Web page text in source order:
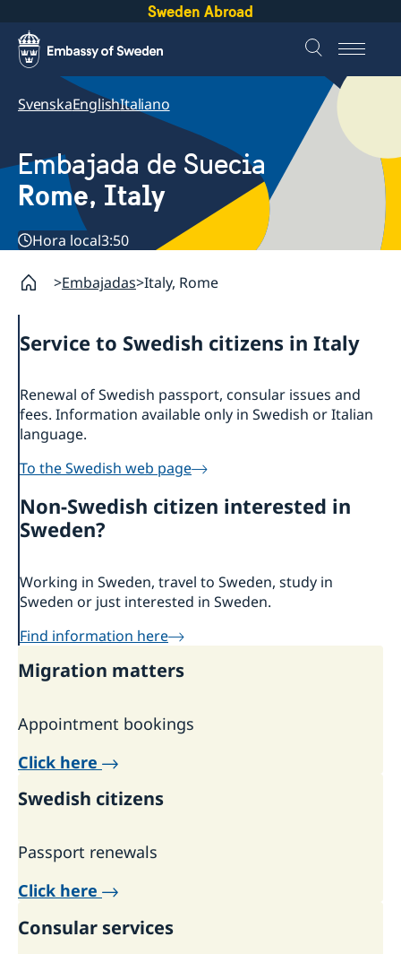
Sweden Abroad
SvenskaEnglishItaliano
Embajada de Suecia
Rome, Italy
Hora local3:50
Embajadas Italy, Rome
Service to Swedish citizens in Italy
Renewal of Swedish passport, consular issues and
fees. Information available only in Swedish or Italian
language.
To the Swedish web page
Non-Swedish citizen interested in
Sweden?
Working in Sweden, travel to Sweden, study in
Sweden or just interested in Sweden.
Find information here
Migration matters
Appointment bookings
Click here
Swedish citizens
Passport renewals
Click here
Consular services